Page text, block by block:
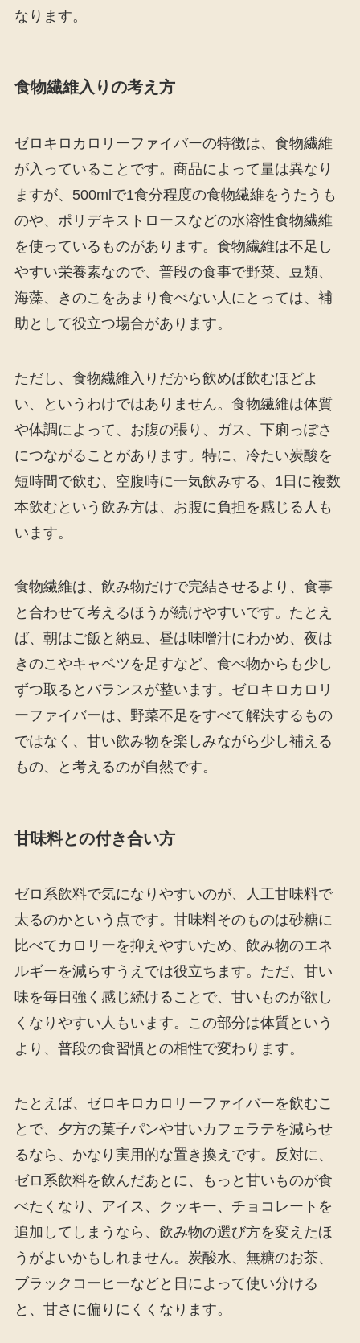
なります。
食物繊維入りの考え方
ゼロキロカロリーファイバーの特徴は、食物繊維
が入っていることです。商品によって量は異なり
ますが、500mlで1食分程度の食物繊維をうたうも
のや、ポリデキストロースなどの水溶性食物繊維
を使っているものがあります。食物繊維は不足し
やすい栄養素なので、普段の食事で野菜、豆類、
海藻、きのこをあまり食べない人にとっては、補
助として役立つ場合があります。
ただし、食物繊維入りだから飲めば飲むほどよ
い、というわけではありません。食物繊維は体質
や体調によって、お腹の張り、ガス、下痢っぽさ
につながることがあります。特に、冷たい炭酸を
短時間で飲む、空腹時に一気飲みする、1日に複数
本飲むという飲み方は、お腹に負担を感じる人も
います。
食物繊維は、飲み物だけで完結させるより、食事
と合わせて考えるほうが続けやすいです。たとえ
ば、朝はご飯と納豆、昼は味噌汁にわかめ、夜は
きのこやキャベツを足すなど、食べ物からも少し
ずつ取るとバランスが整います。ゼロキロカロリ
ーファイバーは、野菜不足をすべて解決するもの
ではなく、甘い飲み物を楽しみながら少し補える
もの、と考えるのが自然です。
甘味料との付き合い方
ゼロ系飲料で気になりやすいのが、人工甘味料で
太るのかという点です。甘味料そのものは砂糖に
比べてカロリーを抑えやすいため、飲み物のエネ
ルギーを減らすうえでは役立ちます。ただ、甘い
味を毎日強く感じ続けることで、甘いものが欲し
くなりやすい人もいます。この部分は体質という
より、普段の食習慣との相性で変わります。
たとえば、ゼロキロカロリーファイバーを飲むこ
とで、夕方の菓子パンや甘いカフェラテを減らせ
るなら、かなり実用的な置き換えです。反対に、
ゼロ系飲料を飲んだあとに、もっと甘いものが食
べたくなり、アイス、クッキー、チョコレートを
追加してしまうなら、飲み物の選び方を変えたほ
うがよいかもしれません。炭酸水、無糖のお茶、
ブラックコーヒーなどと日によって使い分ける
と、甘さに偏りにくくなります。